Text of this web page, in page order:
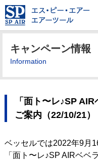
キャンペーン情報
Information
「面ト〜レ♪SP
ご案内（22/10/21）
ベッセルでは2022年9月
「面ト〜レ♪SP AIRベベ